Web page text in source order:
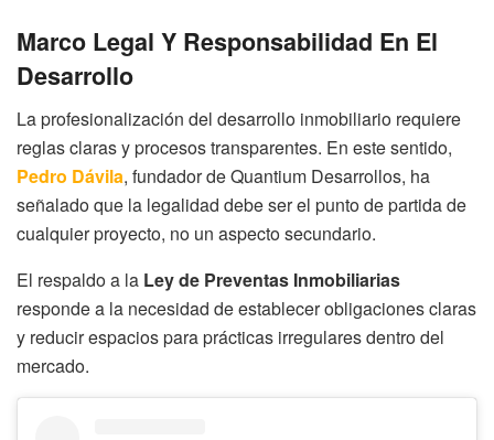
Marco Legal Y Responsabilidad En El
Desarrollo
La profesionalización del desarrollo inmobiliario requiere
reglas claras y procesos transparentes. En este sentido,
Pedro Dávila, fundador de Quantium Desarrollos, ha
señalado que la legalidad debe ser el punto de partida de
cualquier proyecto, no un aspecto secundario.
El respaldo a la Ley de Preventas Inmobiliarias
responde a la necesidad de establecer obligaciones claras
y reducir espacios para prácticas irregulares dentro del
mercado.